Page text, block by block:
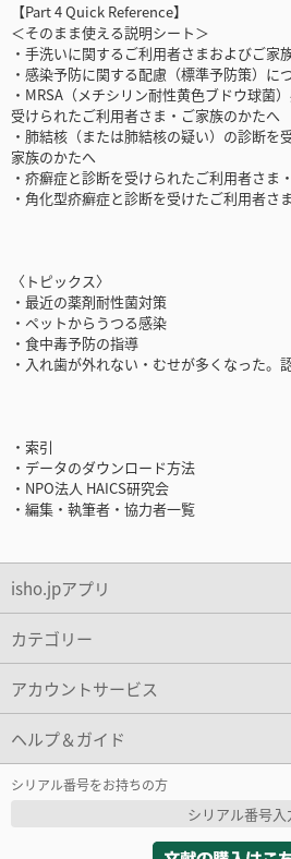
【Part 4 Quick Reference】
＜そのまま使える説明シート＞
・手洗いに関するご利用者さまおよびご家
・感染予防に関する配慮（標準予防策）に
・MRSA（メチシリン耐性黄色ブドウ球菌
受けられたご利用者さま・ご家族のかたへ
・肺結核（または肺結核の疑い）の診断を
家族のかたへ
・疥癬症と診断を受けられたご利用者さま
・角化型疥癬症と診断を受けたご利用者さ
〈トピックス〉
・最近の薬剤耐性菌対策
・ペットからうつる感染
・食中毒予防の指導
・入れ歯が外れない・むせが多くなった。
・索引
・データのダウンロード方法
・NPO法人 HAICS研究会
・編集・執筆者・協力者一覧
isho.jpアプリ
カテゴリー
アカウントサービス
ヘルプ＆ガイド
シリアル番号をお持ちの方
シリアル番号入